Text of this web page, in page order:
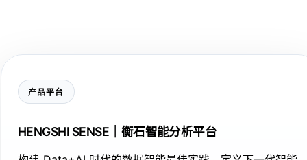
产品平台
HENGSHI SENSE｜衡石智能分析平台